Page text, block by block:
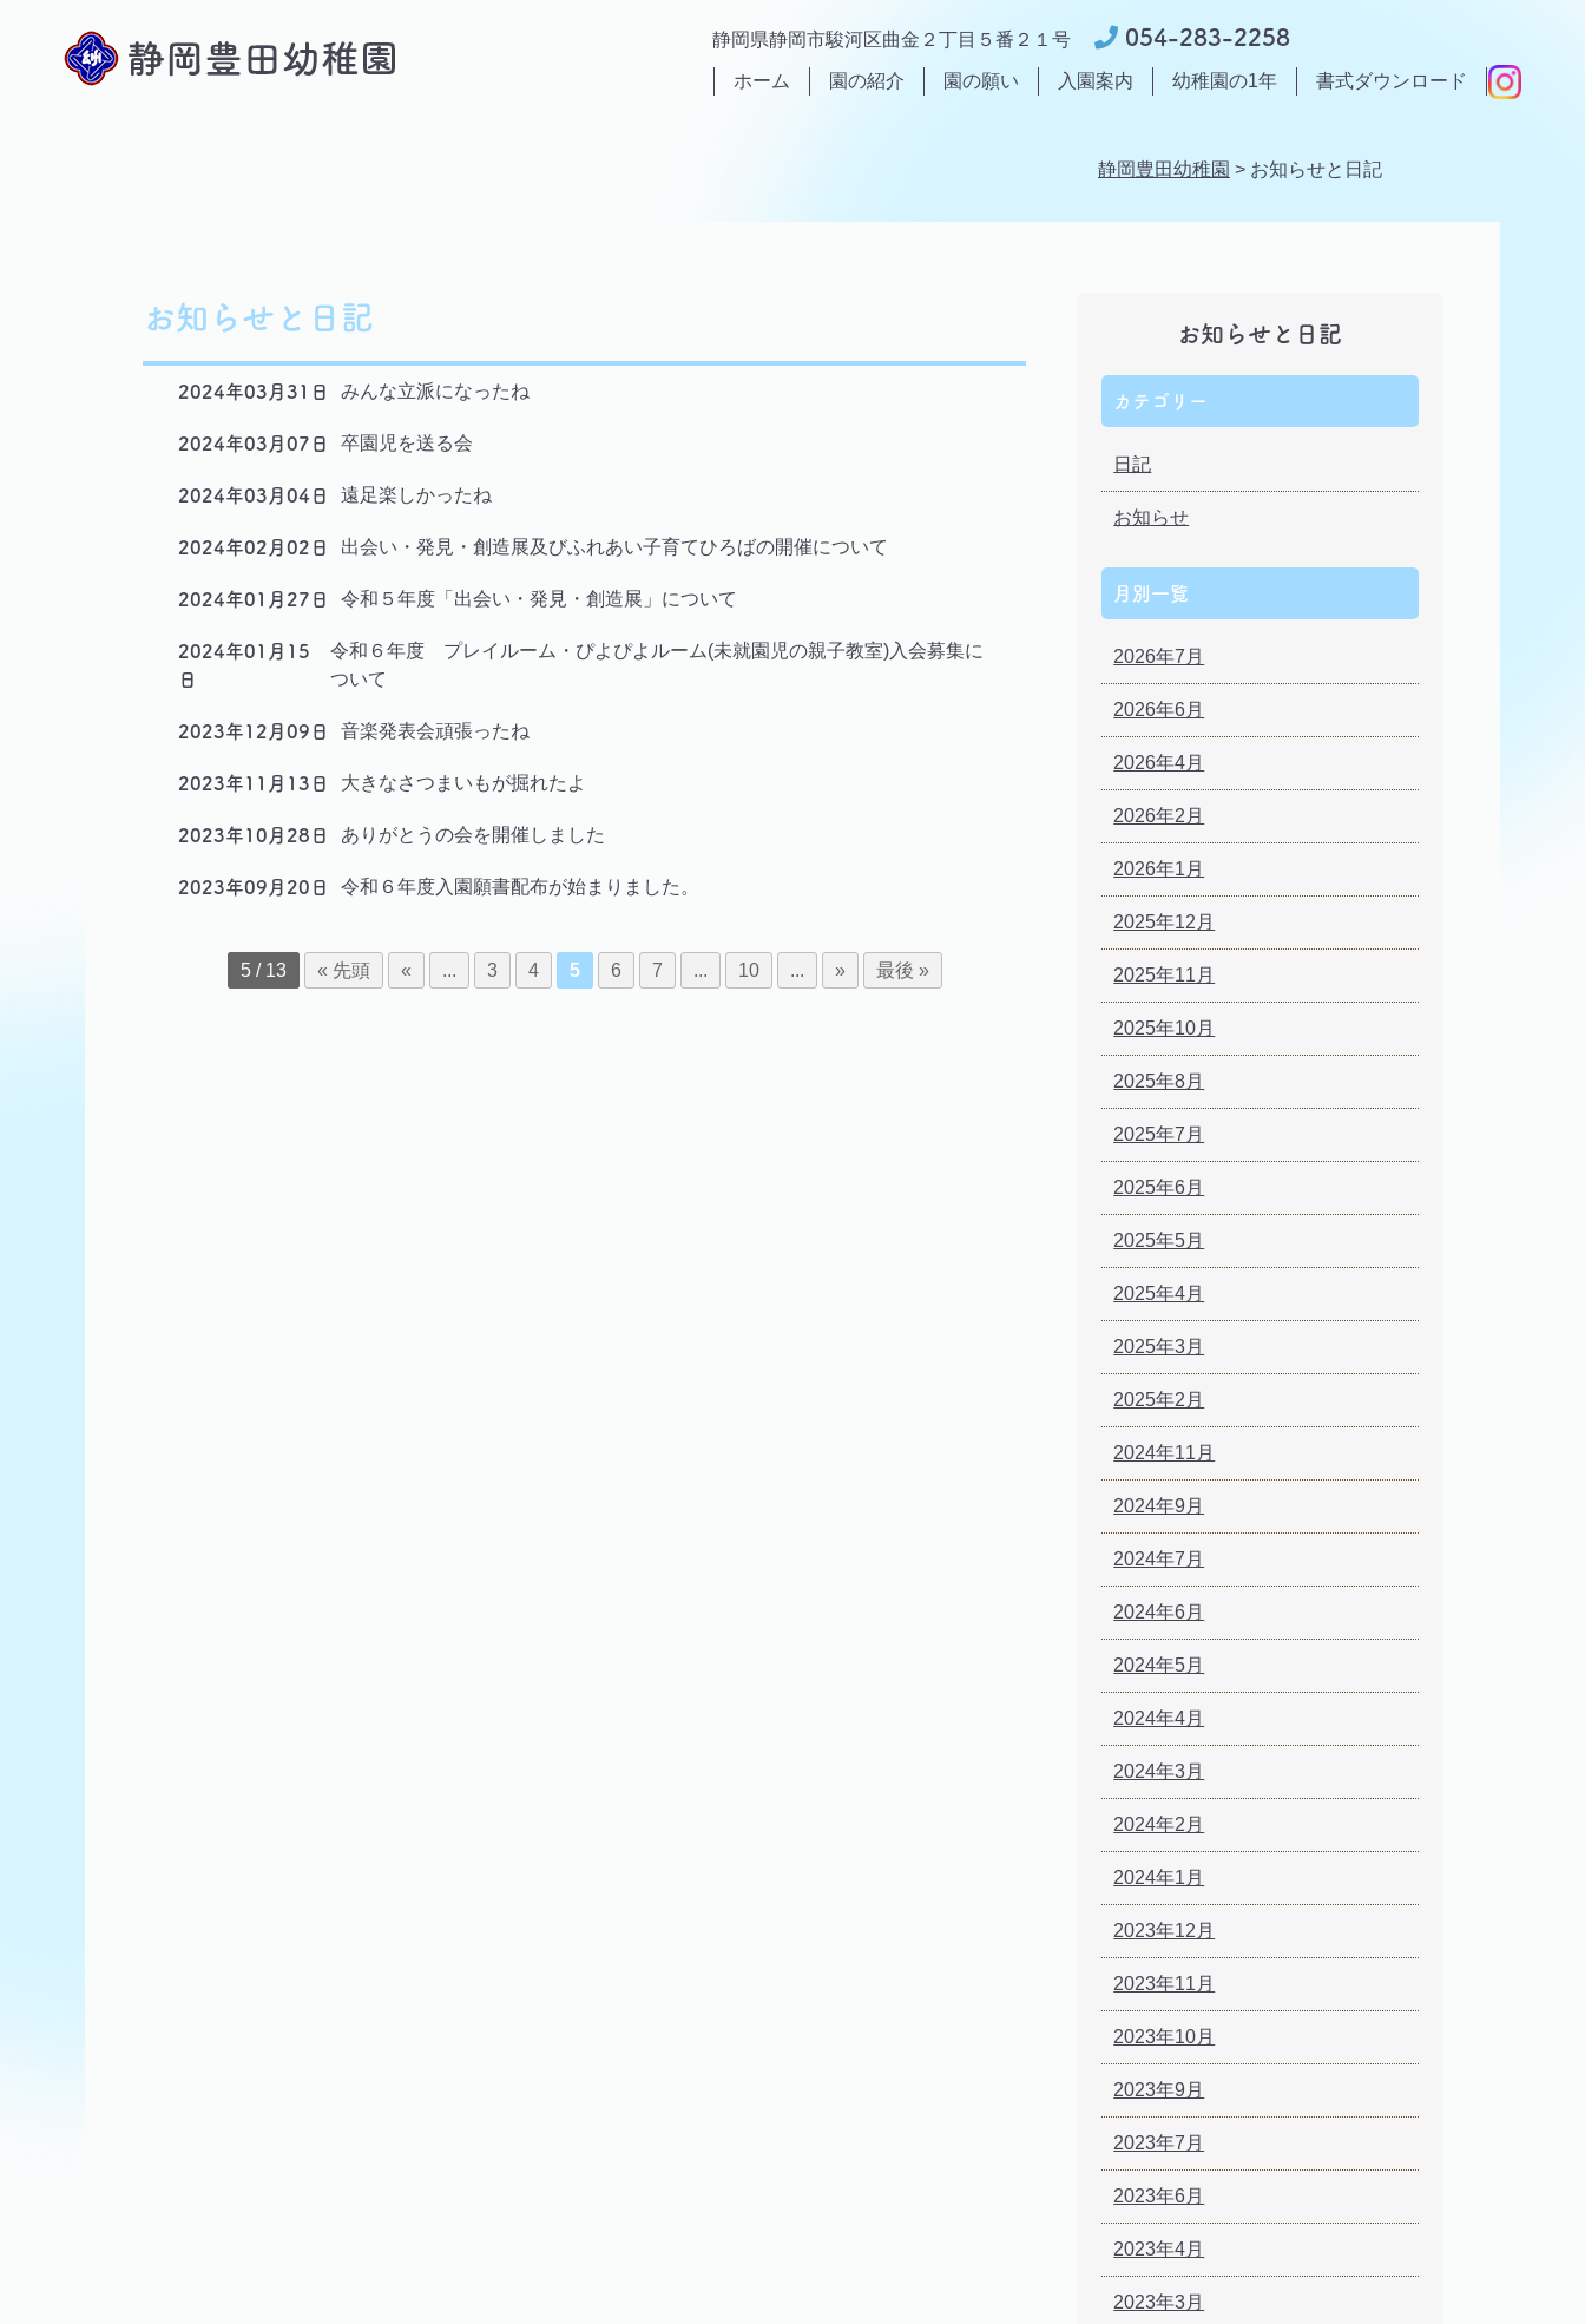
静岡県静岡市駿河区曲金２丁目５番２１号 054-283-2258
ホーム 園の紹介 園の願い 入園案内 幼稚園の1年 書式ダウンロード
静岡豊田幼稚園 > お知らせと日記
お知らせと日記
2024年03月31日 みんな立派になったね
2024年03月07日 卒園児を送る会
2024年03月04日 遠足楽しかったね
2024年02月02日 出会い・発見・創造展及びふれあい子育てひろばの開催について
2024年01月27日 令和５年度「出会い・発見・創造展」について
2024年01月15
日
令和６年度 プレイルーム・ぴよぴよルーム(未就園児の親子教室)入会募集に
ついて
2023年12月09日 音楽発表会頑張ったね
2023年11月13日 大きなさつまいもが掘れたよ
2023年10月28日 ありがとうの会を開催しました
2023年09月20日 令和６年度入園願書配布が始まりました。
5 / 13 « 先頭 « ... 3 4 5 6 7 ... 10 ... » 最後 »
お知らせと日記
カテゴリー
日記
お知らせ
月別一覧
2026年7月
2026年6月
2026年4月
2026年2月
2026年1月
2025年12月
2025年11月
2025年10月
2025年8月
2025年7月
2025年6月
2025年5月
2025年4月
2025年3月
2025年2月
2024年11月
2024年9月
2024年7月
2024年6月
2024年5月
2024年4月
2024年3月
2024年2月
2024年1月
2023年12月
2023年11月
2023年10月
2023年9月
2023年7月
2023年6月
2023年4月
2023年3月